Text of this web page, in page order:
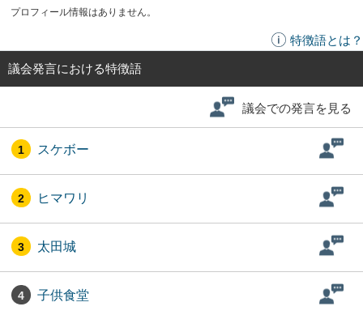
プロフィール情報はありません。
特徴語とは？
議会発言における特徴語
議会での発言を見る
1 スケボー
2 ヒマワリ
3 太田城
4 子供食堂